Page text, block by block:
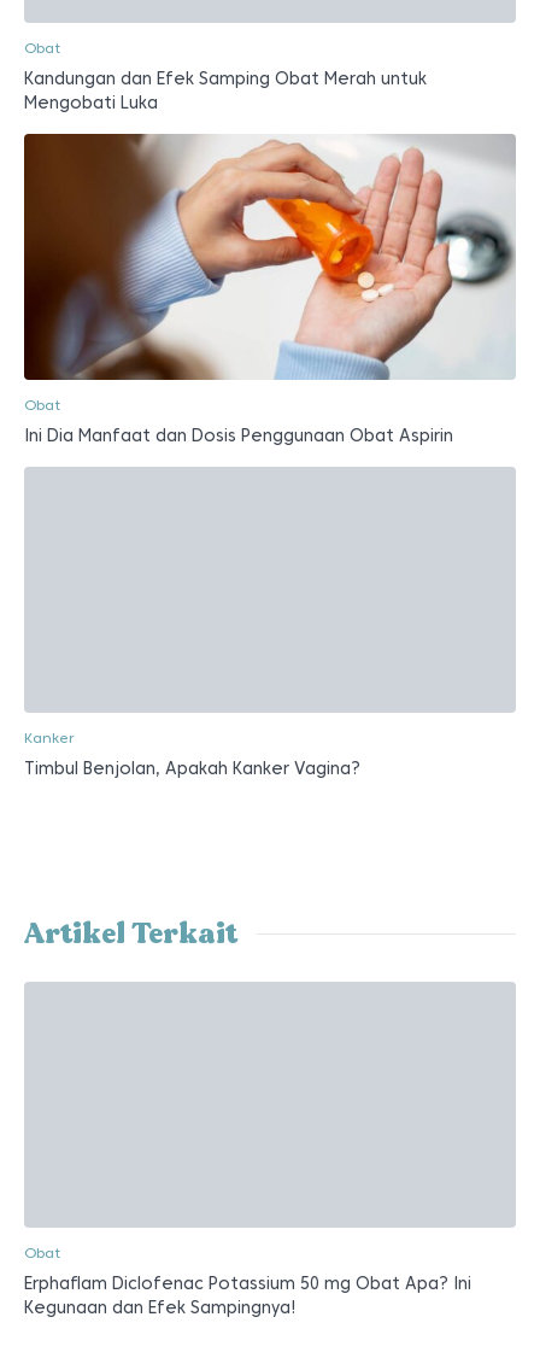
Obat
Kandungan dan Efek Samping Obat Merah untuk
Mengobati Luka
Obat
Ini Dia Manfaat dan Dosis Penggunaan Obat Aspirin
Kanker
Timbul Benjolan, Apakah Kanker Vagina?
Artikel Terkait
Obat
Erphaflam Diclofenac Potassium 50 mg Obat Apa? Ini
Kegunaan dan Efek Sampingnya!